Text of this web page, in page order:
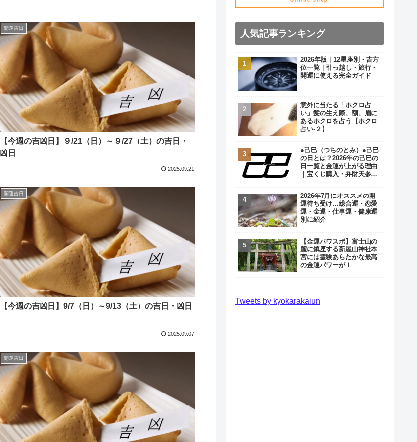
開運吉日
【今週の吉凶日】９/21（日）～９/27（土）の吉日・
凶日
2025.09.21
開運吉日
【今週の吉凶日】9/7（日）～9/13（土）の吉日・凶日
2025.09.07
開運吉日
人気記事ランキング
2026年版｜12星座別・吉方
位一覧｜引っ越し・旅行・
開運に使える完全ガイド
意外に当たる「ホクロ占
い」髪の生え際、額、眉に
あるホクロを占う【ホクロ
占い‐２】
●己巳（つちのとみ）●己巳
の日とは？2026年の己巳の
日一覧と金運が上がる理由
｜宝くじ購入・弁財天参拝
2026年7月にオススメの開
運待ち受け…総合運・恋愛
運・金運・仕事運・健康運
別に紹介
【金運パワスポ】富士山の
麓に鎮座する新屋山神社本
宮には霊験あらたかな最高
の金運パワーが！
Tweets by kyokarakaiun